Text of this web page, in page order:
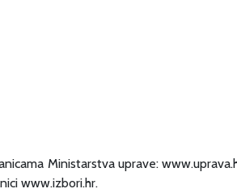
Ministarstva uprave:
www.izbori.hr.